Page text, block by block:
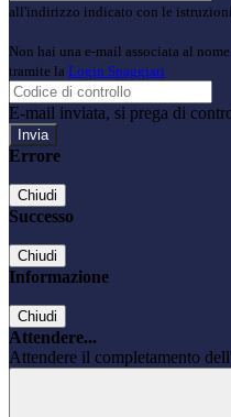
all'indirizzo indicato con le istruzioni
Non hai una e-mail associata al
tramite la Login Spaggiari
E-mail inviata, si prega di
Errore
Chiudi
Successo
Chiudi
Informazione
Chiudi
Attendere...
Attendere il completamento